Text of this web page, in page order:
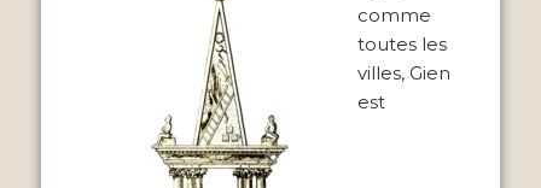
comme
toutes les
villes, Gien
est